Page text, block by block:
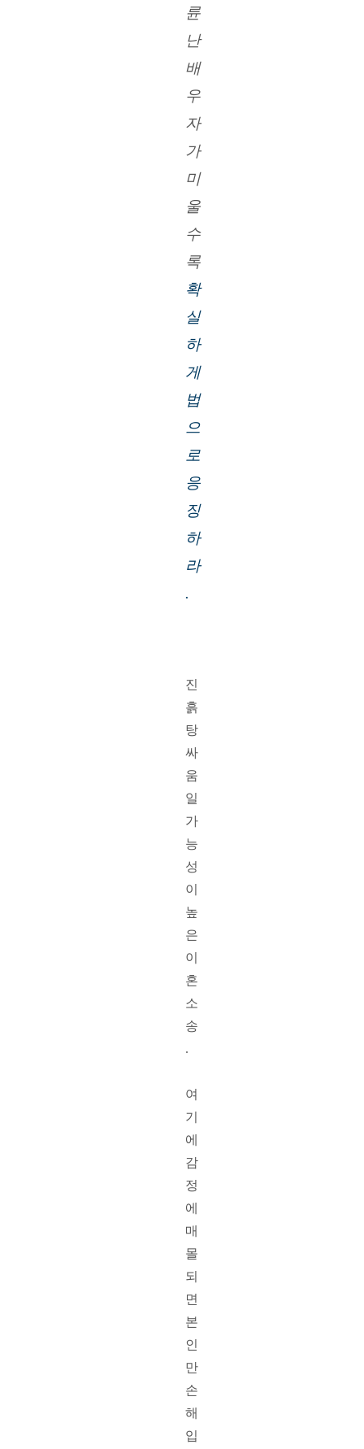
륜
난
배
우
자
가
미
울
수
록
확
실
하
게
법
으
로
응
징
하
라
.
진
흙
탕
싸
움
일
가
능
성
이
높
은
이
혼
소
송
여
기
에
감
정
에
매
몰
되
면
본
인
만
손
해
입